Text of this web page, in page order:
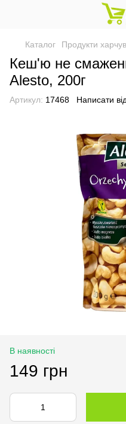
Каталог Продукти
Кеш'ю не
Alesto, 200г
Артикул: 17468 Написати
В наявності
149 грн